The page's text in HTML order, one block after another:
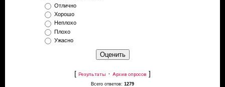
Отлично
Хорошо
Неплохо
Плохо
Ужасно
[ Результаты · Архив опросов ]
Всего ответов: 1279